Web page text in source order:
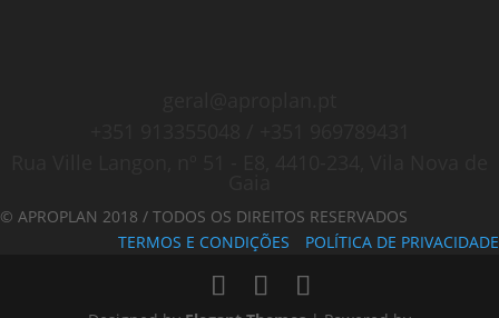
© APROPLAN 2018 / TODOS OS DIREITOS RESERVADOS
TERMOS E CONDIÇÕES
POLÍTICA DE PRIVACIDADE